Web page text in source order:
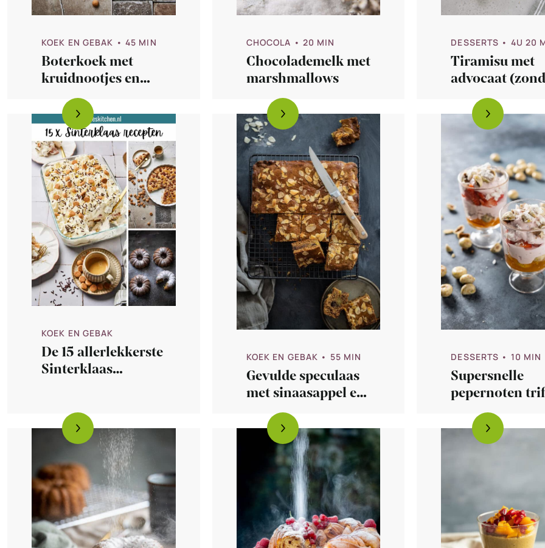
KOEK EN GEBAK • 45 MIN
Boterkoek met
kruidnootjes en
pecannoten
CHOCOLA • 20 MIN
Chocolademelk met
marshmallows
DESSERTS • 4U 20
Tiramisu met
advocaat
KOEK EN GEBAK
De 15 allerlekkerste
Sinterklaas
KOEK EN GEBAK • 55 MIN
Gevulde speculaas
met sinaasappel en
chocola
DESSERTS • 10 MIN
Supersnelle
pepernoten